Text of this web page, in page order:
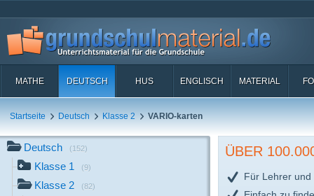
MATHE DEUTSCH HUS ENGLISCH MATERIAL
Startseite Deutsch Klasse 2 VARIO-karten
Deutsch (152)
Klasse 1 (9)
Klasse 2 (82)
ÜBER
Für Lehrer und